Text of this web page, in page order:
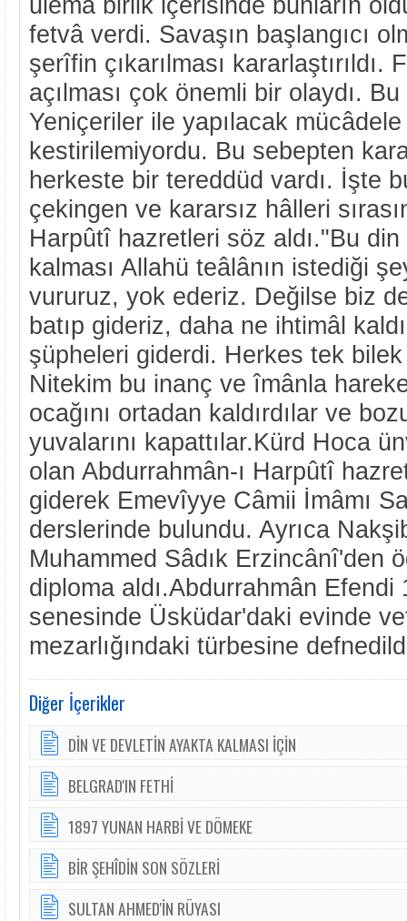
fetvâ verdi. Savaşın başlangıcı
şerîfin çıkarılması
açılması çok önemli bir olaydı.
Yeniçeriler ile yapılacak
kestirilemiyordu. Bu sebepten
herkeste bir tereddüd vardı. İşte
çekingen ve kararsız hâlleri
Harpûtî hazretleri söz aldı."Bu
kalması Allahü teâlânın istediği
vururuz, yok ederiz. Değilse biz
batıp gideriz, daha ne ihtimâl
şüpheleri giderdi. Herkes tek
Nitekim bu inanç ve îmânla
ocağını ortadan kaldırdılar ve
yuvalarını kapattılar.Kürd Hoca
olan Abdurrahmân-ı Harpûtî
giderek Emevîyye Câmii İmâmı
derslerinde bulundu. Ayrıca
Muhammed Sâdık Erzincânî'den
diploma aldı.Abdurrahmân Efendi
senesinde Üsküdar'daki evinde
mezarlığındaki türbesine
Diğer İçerikler
DİN VE DEVLETİN AYAKTA KALMASI İÇİN
BELGRAD'IN FETHİ
1897 YUNAN HARBİ VE DÖMEKE
BİR ŞEHÎDİN SON SÖZLERİ
SULTAN AHMED'İN RÜYASI